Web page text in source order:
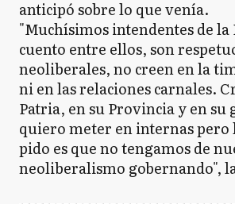
anticipó sobre lo que venía.
"Muchísimos intendentes de
cuento entre ellos, son
neoliberales, no creen en la
ni en las relaciones carnales.
Patria, en su Provincia y en su
quiero meter en internas pero
pido es que no tengamos de
neoliberalismo gobernando",